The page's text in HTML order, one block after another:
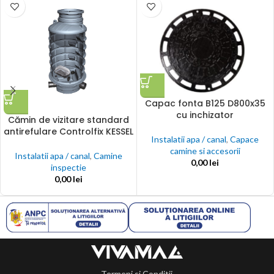
Cămin de vizitare standard
antirefulare Controlfix KESSEL
Instalatii apa / canal, Camine
inspectie
0,00lei
Capac fonta B125 D800x35
cu inchizator
Instalatii apa / canal, Capace
camine si accesorii
0,00lei